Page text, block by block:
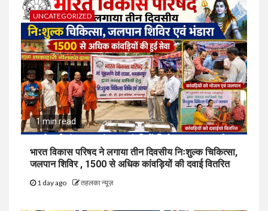
UNCATEGORIZED
1 min read
भारत विकास परिषद ने लगाया तीन दिवसीय निःशुल्क चिकित्सा,
जलपान शिविर , 1500 से अधिक कांवड़ियों की दवाई वितरित
1 day ago तहलका न्यूज़